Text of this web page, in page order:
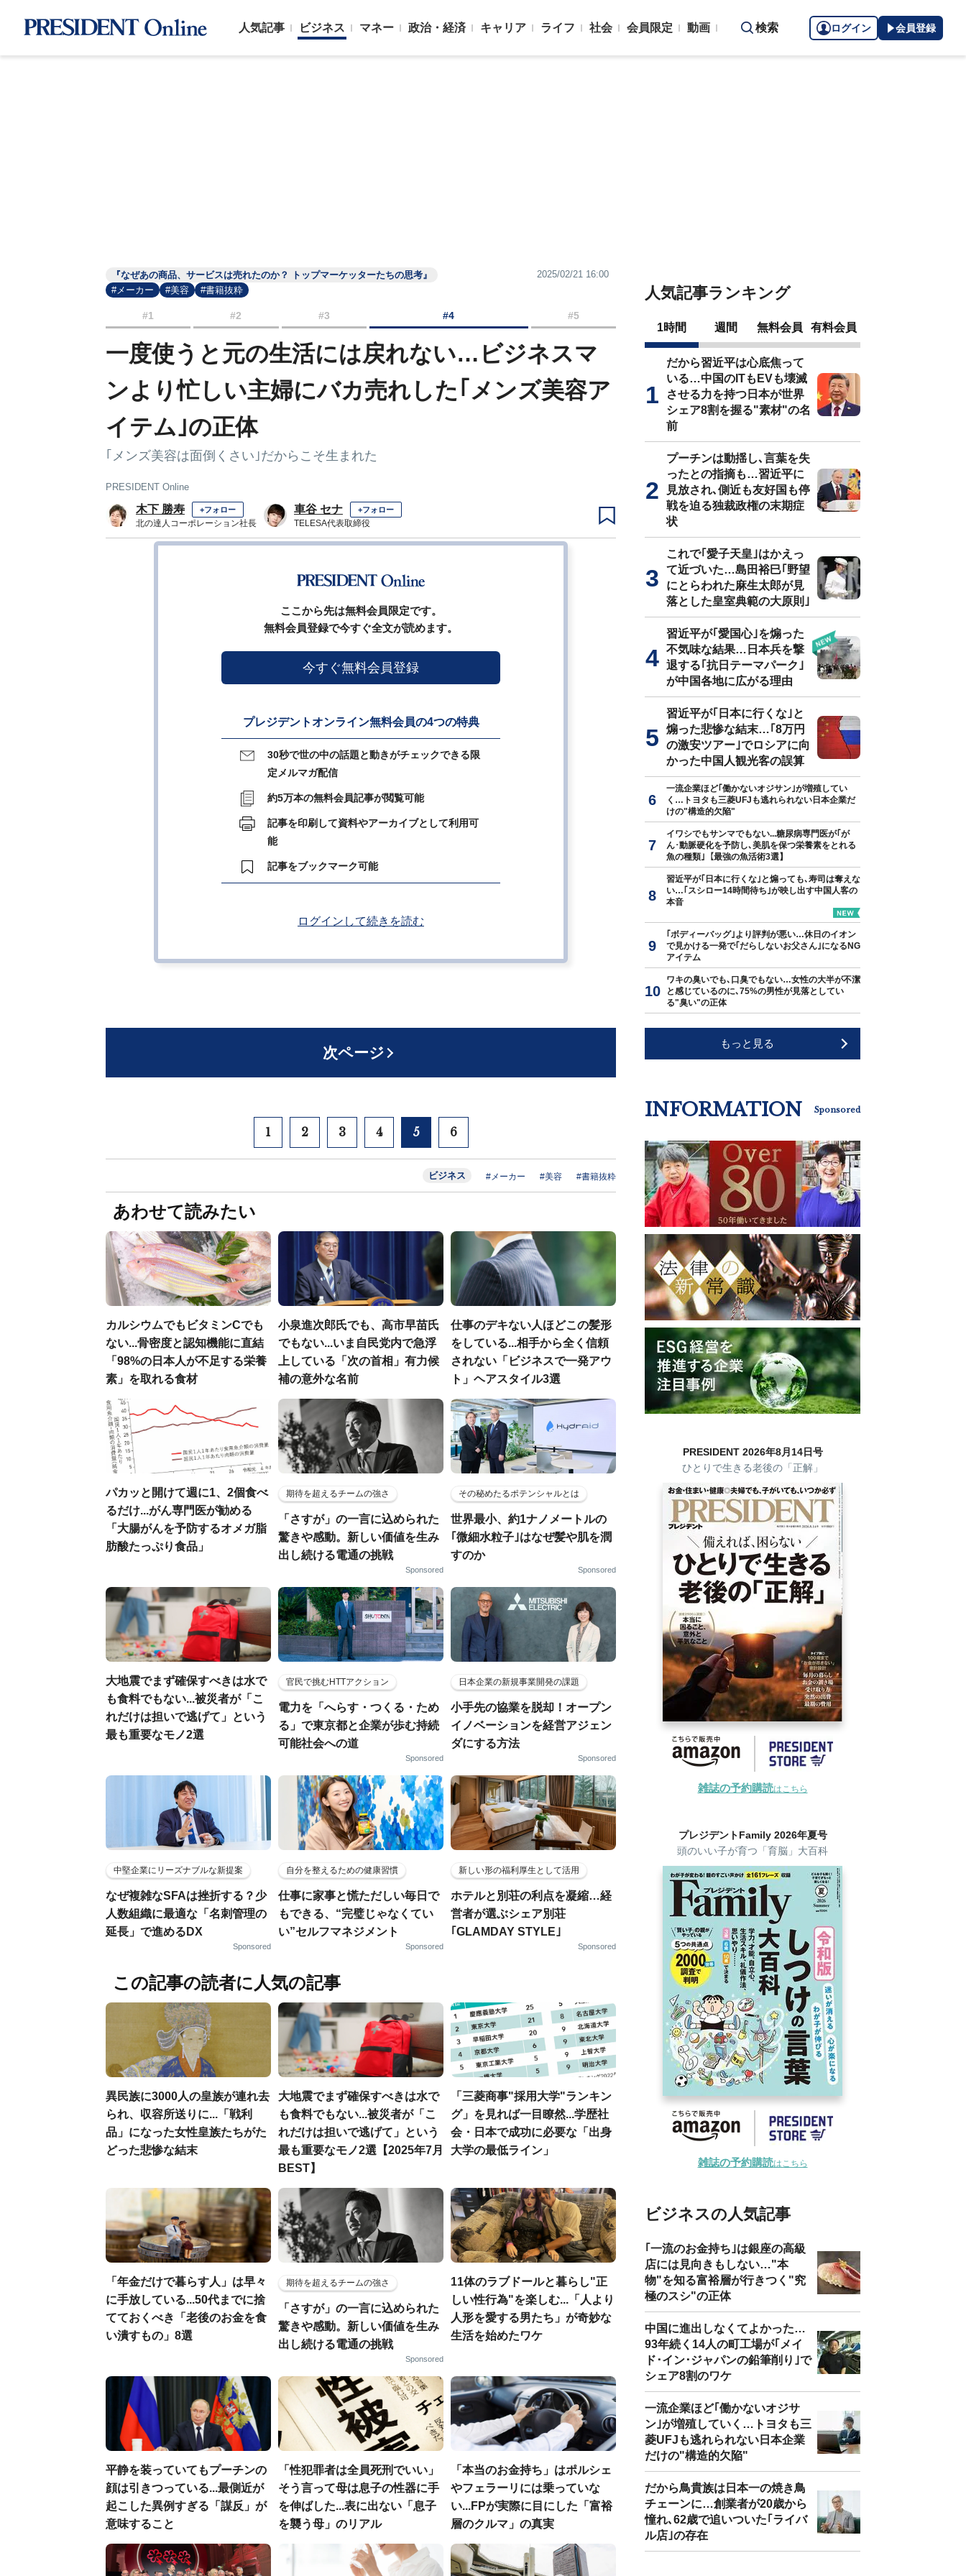
人気記事 ビジネス マネー 政治・経済 キャリア ライフ 社会 会員限定 動画 検索 ログイン 会員登録
『なぜあの商品、サービスは売れたのか？ トップマーケッターたちの思考』
#メーカー
#美容 #書籍抜粋
2025/02/21 16:00
#1 #2 #3 #4 #5
一度使うと元の生活には戻れない…ビジネスマ
ンより忙しい主婦にバカ売れした｢メンズ美容ア
イテム｣の正体
｢メンズ美容は面倒くさい｣だからこそ生まれた
PRESIDENT Online
木下 勝寿 +フォロー
北の達人コーポレーション社長
車谷 セナ +フォロー
TELESA代表取締役
ここから先は無料会員限定です。
無料会員登録で今すぐ全文が読めます。
今すぐ無料会員登録
プレジデントオンライン無料会員の4つの特典
30秒で世の中の話題と動きがチェックできる限
定メルマガ配信
約5万本の無料会員記事が閲覧可能
記事を印刷して資料やアーカイブとして利用可
能
記事をブックマーク可能
ログインして続きを読む
次ページ
1 2 3 4 5 6
ビジネス #メーカー #美容 #書籍抜粋
あわせて読みたい
カルシウムでもビタミンCでも
ない...骨密度と認知機能に直結
「98%の日本人が不足する栄養
素」を取れる食材
小泉進次郎氏でも、高市早苗氏
でもない...いま自民党内で急浮
上している「次の首相」有力候
補の意外な名前
仕事のデキない人ほどこの髪形
をしている...相手から全く信頼
されない「ビジネスで一発アウ
ト」ヘアスタイル3選
パカッと開けて週に1、2個食べ
るだけ...がん専門医が勧める
「大腸がんを予防するオメガ脂
肪酸たっぷり食品」
期待を超えるチームの強さ
「さすが」の一言に込められた
驚きや感動。新しい価値を生み
出し続ける電通の挑戦
Sponsored
その秘めたるポテンシャルとは
世界最小、約1ナノメートルの
｢微細水粒子｣はなぜ髪や肌を潤
すのか
Sponsored
大地震でまず確保すべきは水で
も食料でもない...被災者が「こ
れだけは担いで逃げて」という
最も重要なモノ2選
官民で挑むHTTアクション
電力を「へらす・つくる・ため
る」で東京都と企業が歩む持続
可能社会への道
Sponsored
日本企業の新規事業開発の課題
小手先の協業を脱却！オープン
イノベーションを経営アジェン
ダにする方法
Sponsored
中堅企業にリーズナブルな新提案
なぜ複雑なSFAは挫折する？少
人数組織に最適な「名刺管理の
延長」で進めるDX
Sponsored
自分を整えるための健康習慣
仕事に家事と慌ただしい毎日で
もできる、“完璧じゃなくてい
い”セルフマネジメント
Sponsored
新しい形の福利厚生として活用
ホテルと別荘の利点を凝縮…経
営者が選ぶシェア別荘
｢GLAMDAY STYLE｣
Sponsored
この記事の読者に人気の記事
異民族に3000人の皇族が連れ去
られ、収容所送りに...「戦利
品」になった女性皇族たちがた
どった悲惨な結末
大地震でまず確保すべきは水で
も食料でもない...被災者が「こ
れだけは担いで逃げて」という
最も重要なモノ2選【2025年7月
BEST】
「三菱商事"採用大学"ランキン
グ」を見れば一目瞭然...学歴社
会・日本で成功に必要な「出身
大学の最低ライン」
「年金だけで暮らす人」は早々
に手放している...50代までに捨
てておくべき「老後のお金を食
い潰すもの」8選
期待を超えるチームの強さ
「さすが」の一言に込められた
驚きや感動。新しい価値を生み
出し続ける電通の挑戦
Sponsored
11体のラブドールと暮らし"正
しい性行為"を楽しむ...「人より
人形を愛する男たち」が奇妙な
生活を始めたワケ
平静を装っていてもプーチンの
顔は引きつっている...最側近が
起こした異例すぎる「謀反」が
意味すること
「性犯罪者は全員死刑でいい」
そう言って母は息子の性器に手
を伸ばした...表に出ない「息子
を襲う母」のリアル
「本当のお金持ち」はポルシェ
やフェラーリには乗っていな
い...FPが実際に目にした「富裕
層のクルマ」の真実
人気記事ランキング
1時間 週間 無料会員 有料会員
だから習近平は心底焦って
いる…中国のITもEVも壊滅
させる力を持つ日本が世界
シェア8割を握る"素材"の名
前
プーチンは動揺し､言葉を失
ったとの指摘も…習近平に
見放され､側近も友好国も停
戦を迫る独裁政権の末期症
状
これで｢愛子天皇｣はかえっ
て近づいた…島田裕巳｢野望
にとらわれた麻生太郎が見
落とした皇室典範の大原則｣
習近平が｢愛国心｣を煽った
不気味な結果…日本兵を撃
退する｢抗日テーマパーク｣
が中国各地に広がる理由
習近平が｢日本に行くな｣と
煽った悲惨な結末…｢8万円
の激安ツアー｣でロシアに向
かった中国人観光客の誤算
一流企業ほど｢働かないオジサン｣が増殖してい
く…トヨタも三菱UFJも逃れられない日本企業だ
けの"構造的欠陥"
イワシでもサンマでもない...糖尿病専門医が｢が
ん･動脈硬化を予防し､美肌を保つ栄養素をとれる
魚の種類｣【最強の魚活術3選】
習近平が｢日本に行くな｣と煽っても､寿司は奪えな
い…｢スシロー14時間待ち｣が映し出す中国人客の
本音
｢ボディーバッグ｣より評判が悪い…休日のイオン
で見かける一発で｢だらしないお父さん｣になるNG
アイテム
ワキの臭いでも､口臭でもない…女性の大半が不潔
と感じているのに､75%の男性が見落としてい
る"臭い"の正体
もっと見る
INFORMATION Sponsored
PRESIDENT 2026年8月14日号
ひとりで生きる老後の「正解」
雑誌の予約購読はこちら
プレジデントFamily 2026年夏号
頭のいい子が育つ「育脳」大百科
雑誌の予約購読はこちら
ビジネスの人気記事
｢一流のお金持ち｣は銀座の高級
店には見向きもしない…"本
物"を知る富裕層が行きつく"究
極のスシ"の正体
中国に進出しなくてよかった…
93年続く14人の町工場が｢メイ
ド･イン･ジャパンの鉛筆削り｣で
シェア8割のワケ
一流企業ほど｢働かないオジサ
ン｣が増殖していく…トヨタも三
菱UFJも逃れられない日本企業
だけの"構造的欠陥"
だから鳥貴族は日本一の焼き鳥
チェーンに…創業者が20歳から
憧れ､62歳で追いついた｢ライバ
ル店｣の存在